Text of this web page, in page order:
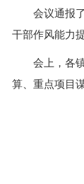
会议通报
干部作风能力
会上，各
算、重点项目